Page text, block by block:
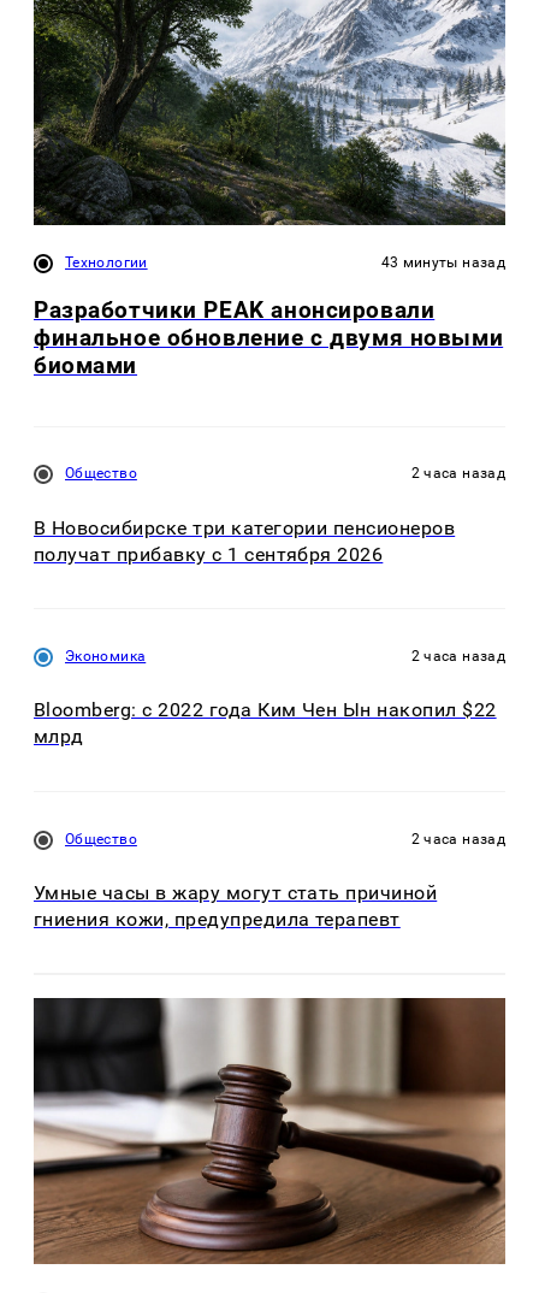
Технологии 43 минуты назад
Разработчики PEAK анонсировали
финальное обновление с двумя новыми
биомами
Общество 2 часа назад
В Новосибирске три категории пенсионеров
получат прибавку с 1 сентября 2026
Экономика 2 часа назад
Bloomberg: с 2022 года Ким Чен Ын накопил $22
млрд
Общество 2 часа назад
Умные часы в жару могут стать причиной
гниения кожи, предупредила терапевт